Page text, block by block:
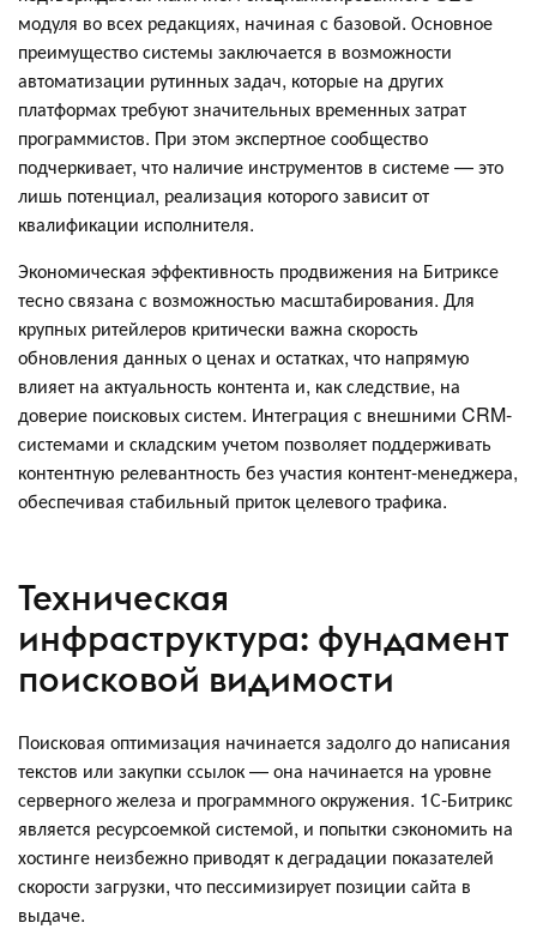
модуля во всех редакциях, начиная с базовой. Основное
преимущество системы заключается в возможности
автоматизации рутинных задач, которые на других
платформах требуют значительных временных затрат
программистов. При этом экспертное сообщество
подчеркивает, что наличие инструментов в системе — это
лишь потенциал, реализация которого зависит от
квалификации исполнителя.
Экономическая эффективность продвижения на Битриксе
тесно связана с возможностью масштабирования. Для
крупных ритейлеров критически важна скорость
обновления данных о ценах и остатках, что напрямую
влияет на актуальность контента и, как следствие, на
доверие поисковых систем. Интеграция с внешними CRM-
системами и складским учетом позволяет поддерживать
контентную релевантность без участия контент-менеджера,
обеспечивая стабильный приток целевого трафика.
Техническая
инфраструктура: фундамент
поисковой видимости
Поисковая оптимизация начинается задолго до написания
текстов или закупки ссылок — она начинается на уровне
серверного железа и программного окружения. 1С-Битрикс
является ресурсоемкой системой, и попытки сэкономить на
хостинге неизбежно приводят к деградации показателей
скорости загрузки, что пессимизирует позиции сайта в
выдаче.